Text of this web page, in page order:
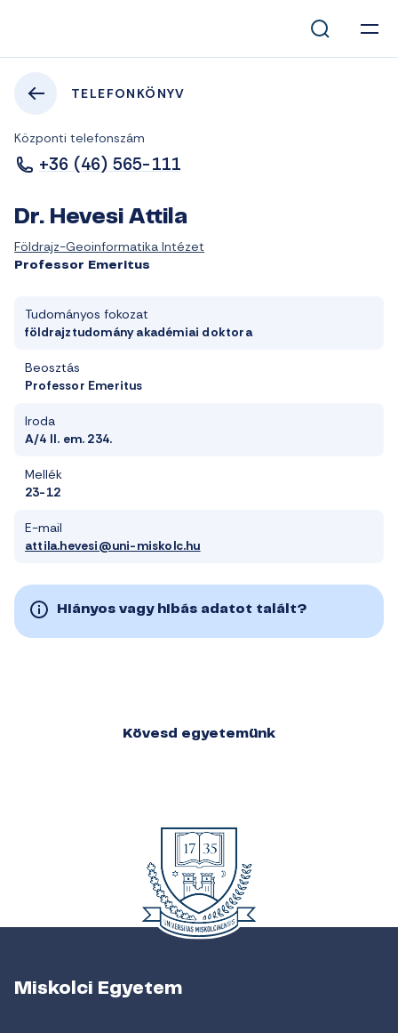
TELEFONKÖNYV
Központi telefonszám
+36 (46) 565-111
Dr. Hevesi Attila
Földrajz-Geoinformatika Intézet
Professor Emeritus
Tudományos fokozat
földrajztudomány akadémiai doktora
Beosztás
Professor Emeritus
Iroda
A/4 II. em. 234.
Mellék
23-12
E-mail
attila.hevesi@uni-miskolc.hu
Hiányos vagy hibás adatot talált?
Kövesd egyetemünk
Miskolci Egyetem